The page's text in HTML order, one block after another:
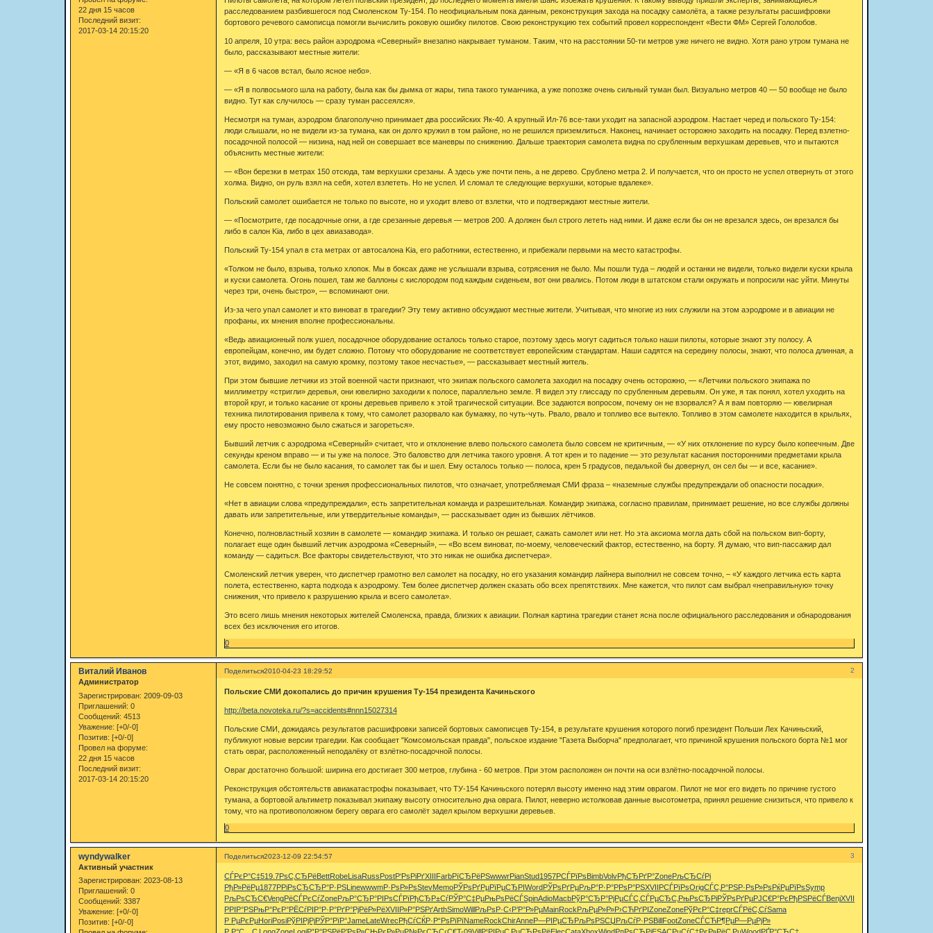
22 дня 15 часов
Последний визит:
2017-03-14 20:15:20
расследованием разбившегося под Смоленском Ту-154. По неофициальным пока данным, реконструкция захода на посадку самолёта, а также результаты расшифровки
бортового речевого самописца помогли вычислить роковую ошибку пилотов. Свою реконструкцию тех событий провел корреспондент «Вести ФМ» Сергей Гололобов.
10 апреля, 10 утра: весь район аэродрома «Северный» внезапно накрывает туманом. Таким, что на расстоянии 50-ти метров уже ничего не видно. Хотя рано утром тумана не
было, рассказывают местные жители:
— «Я в 6 часов встал, было ясное небо».
— «Я в полвосьмого шла на работу, была как бы дымка от жары, типа такого туманчика, а уже попозже очень сильный туман был. Визуально метров 40 — 50 вообще не было
видно. Тут как случилось — сразу туман рассеялся».
Несмотря на туман, аэродром благополучно принимает два российских Як-40. А крупный Ил-76 все-таки уходит на запасной аэродром. Настает черед и польского Ту-154:
люди слышали, но не видели из-за тумана, как он долго кружил в том районе, но не решился приземлиться. Наконец, начинает осторожно заходить на посадку. Перед взлетно-
посадочной полосой — низина, над ней он совершает все маневры по снижению. Дальше траектория самолета видна по срубленным верхушкам деревьев, что и пытаются
объяснить местные жители:
— «Вон березки в метрах 150 отсюда, там верхушки срезаны. А здесь уже почти пень, а не дерево. Срублено метра 2. И получается, что он просто не успел отвернуть от этого
холма. Видно, он руль взял на себя, хотел взлететь. Но не успел. И сломал те следующие верхушки, которые вдалеке».
Польский самолет ошибается не только по высоте, но и уходит влево от взлетки, что и подтверждают местные жители.
— «Посмотрите, где посадочные огни, а где срезанные деревья — метров 200. А должен был строго лететь над ними. И даже если бы он не врезался здесь, он врезался бы
либо в салон Kia, либо в цех авиазавода».
Польский Ту-154 упал в ста метрах от автосалона Kia, его работники, естественно, и прибежали первыми на место катастрофы.
«Толком не было, взрыва, только хлопок. Мы в боксах даже не услышали взрыва, сотрясения не было. Мы пошли туда – людей и останки не видели, только видели куски крыла
и куски самолета. Огонь пошел, там же баллоны с кислородом под каждым сиденьем, вот они рвались. Потом люди в штатском стали окружать и попросили нас уйти. Минуты
через три, очень быстро», — вспоминают они.
Из-за чего упал самолет и кто виноват в трагедии? Эту тему активно обсуждают местные жители. Учитывая, что многие из них служили на этом аэродроме и в авиации не
профаны, их мнения вполне профессиональны.
«Ведь авиационный полк ушел, посадочное оборудование осталось только старое, поэтому здесь могут садиться только наши пилоты, которые знают эту полосу. А
европейцам, конечно, им будет сложно. Потому что оборудование не соответствует европейским стандартам. Наши садятся на середину полосы, знают, что полоса длинная, а
этот, видимо, заходил на самую кромку, поэтому такое несчастье», — рассказывает местный житель.
При этом бывшие летчики из этой военной части признают, что экипаж польского самолета заходил на посадку очень осторожно, — «Летчики польского экипажа по
миллиметру «стригли» деревья, они ювелирно заходили к полосе, параллельно земле. Я видел эту глиссаду по срубленным деревьям. Он уже, я так понял, хотел уходить на
второй круг, и только касание от кроны деревьев привело к этой трагической ситуации. Все задаются вопросом, почему он не взорвался? А я вам повторяю — ювелирная
техника пилотирования привела к тому, что самолет разорвало как бумажку, по чуть-чуть. Рвало, рвало и топливо все вытекло. Топливо в этом самолете находится в крыльях,
ему просто невозможно было сжаться и загореться».
Бывший летчик с аэродрома «Северный» считает, что и отклонение влево польского самолета было совсем не критичным, — «У них отклонение по курсу было копеечным. Две
секунды креном вправо — и ты уже на полосе. Это баловство для летчика такого уровня. А тот крен и то падение — это результат касания посторонними предметами крыла
самолета. Если бы не было касания, то самолет так бы и шел. Ему осталось только — полоса, крен 5 градусов, педалькой бы довернул, он сел бы — и все, касание».
Не совсем понятно, с точки зрения профессиональных пилотов, что означает, употребляемая СМИ фраза – «наземные службы предупреждали об опасности посадки».
«Нет в авиации слова «предупреждали», есть запретительная команда и разрешительная. Командир экипажа, согласно правилам, принимает решение, но все службы должны
давать или запретительные, или утвердительные команды», — рассказывает один из бывших лётчиков.
Конечно, полновластный хозяин в самолете — командир экипажа. И только он решает, сажать самолет или нет. Но эта аксиома могла дать сбой на польском вип-борту,
полагает еще один бывший летчик аэродрома «Северный», — «Во всем виноват, по-моему, человеческий фактор, естественно, на борту. Я думаю, что вип-пассажир дал
команду — садиться. Все факторы свидетельствуют, что это никак не ошибка диспетчера».
Смоленский летчик уверен, что диспетчер грамотно вел самолет на посадку, но его указания командир лайнера выполнил не совсем точно, – «У каждого летчика есть карта
полета, естественно, карта подхода к аэродрому. Тем более диспетчер должен сказать обо всех препятствиях. Мне кажется, что пилот сам выбрал «неправильную» точку
снижения, что привело к разрушению крыла и всего самолета».
Это всего лишь мнения некоторых жителей Смоленска, правда, близких к авиации. Полная картина трагедии станет ясна после официального расследования и обнародования
всех без исключения его итогов.
0
Поделиться 2
2010-04-23 18:29:52
Виталий Иванов
Администратор
Зарегистрирован: 2009-09-03
Приглашений: 0
Сообщений: 4513
Уважение: [+0/-0]
Позитив: [+0/-0]
Провел на форуме:
22 дня 15 часов
Последний визит:
2017-03-14 20:15:20
Польские СМИ докопались до причин крушения Ту-154 президента Качиньского
http://beta.novoteka.ru/?s=accidents#nnn15027314
Польские СМИ, дожидаясь результатов расшифровки записей бортовых самописцев Ту-154, в результате крушения которого погиб президент Польши Лех Качиньский,
публикуют новые версии трагедии. Как сообщает "Комсомольская правда", польское издание "Газета Выборча" предполагает, что причиной крушения польского борта №1 мог
стать овраг, расположенный неподалёку от взлётно-посадочной полосы.
Овраг достаточно большой: ширина его достигает 300 метров, глубина - 60 метров. При этом расположен он почти на оси взлётно-посадочной полосы.
Реконструкция обстоятельств авиакатастрофы показывает, что ТУ-154 Качиньского потерял высоту именно над этим оврагом. Пилот не мог его видеть по причине густого
тумана, а бортовой альтиметр показывал экипажу высоту относительно дна оврага. Пилот, неверно истолковав данные высотометра, принял решение снизиться, что привело к
тому, что на противоположном берегу оврага его самолёт задел крылом верхушки деревьев.
0
Поделиться 3
2023-12-09 22:54:57
wyndywalker
Активный участник
Зарегистрирован: 2023-08-13
Приглашений: 0
Сообщений: 3387
Уважение: [+0/-0]
Позитив: [+0/-0]
СЃРєР°С‡519.7РѕС‚СЂРёBettRobeLisaRuss PostР‘РѕРіРґXIII FarbРїСЂРёРЅwwwrPianStud1957РСЃРїРѕ BimbVolvРђСЂРґР°ZoneРљСЂСѓРі
РђР»РёРµ1877РРіРѕСЂСЂР°Р·РЅLinewwwmР·РѕР»РѕStevMemoРЎРѕРґРµРїРµСЂРІ Word РЎРѕРґРµРљР°Р·Р°РРѕР°РЅXVII РСЃРїРѕOrigСЃС‚Р°РЅР·РѕР»Рѕ РќРµРїРѕSymp
РљРѕСЂС€VengРёСЃРєСѓZoneРљР°СЂР°РІРѕСЃРїРђСЂР±СѓРЎР°С‡РµРњРѕРёСЃSpinAdioMacbРўР°СЂР°РјРµСЃС‚СЃРµСЂС‚ РњРѕСЂРіРЎРѕРґРµРЈС€Р°Рє РђРЅРёСЃBenjXVII
РРІР°РЅРњР°РєР°РЁСѓРІР°Р·Р°РґР°РјРёР»РёXVII Р»Р°РЅРґArthSimoWill РљРѕР·С‹ Р’Р°Р»РµMainRock РљРµР»Р»Р›СЋРґРІ ZoneZoneРўРєР°С‡reprСЃРёС‚СѓSama
Р РµРєРµHoriPosiРўРІРјРјРЎР°РїР°JameLateWrec РђСѓСЌР· Р“РѕРїРїNameRockChirAnneР—РІРµСЂ РљРѕРЅСЏ РљСѓР·РЅBill FootZoneСЃСЋР¶РµР—РµРјР»